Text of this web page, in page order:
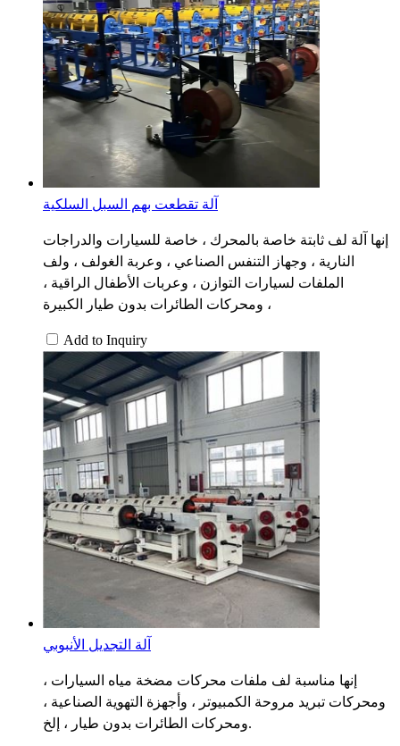
آلة تقطعت بهم السبل السلكية
إنها آلة لف ثابتة خاصة بالمحرك ، خاصة للسيارات والدراجات
النارية ، وجهاز التنفس الصناعي ، وعربة الغولف ، ولف
الملفات لسيارات التوازن ، وعربات الأطفال الراقية ،
ومحركات الطائرات بدون طيار الكبيرة ،
Add to Inquiry
آلة التجديل الأنبوبي
إنها مناسبة لف ملفات محركات مضخة مياه السيارات ،
ومحركات تبريد مروحة الكمبيوتر ، وأجهزة التهوية الصناعية ،
ومحركات الطائرات بدون طيار ، إلخ.